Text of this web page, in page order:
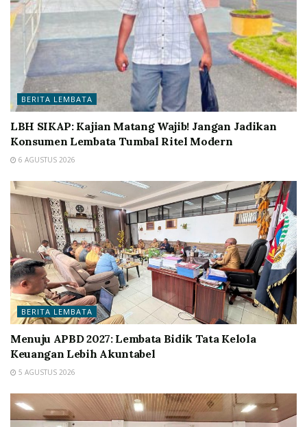
BERITA LEMBATA
LBH SIKAP: Kajian Matang Wajib! Jangan Jadikan
Konsumen Lembata Tumbal Ritel Modern
6 AGUSTUS 2026
BERITA LEMBATA
Menuju APBD 2027: Lembata Bidik Tata Kelola
Keuangan Lebih Akuntabel
5 AGUSTUS 2026